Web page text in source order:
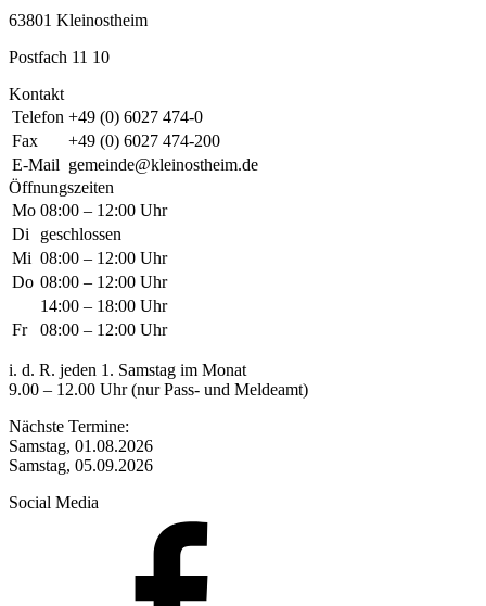
63801 Kleinostheim
Postfach 11 10
Kontakt
Telefon +49 (0) 6027 474-0
Fax
+49 (0) 6027 474-200
E-Mail gemeinde@kleinostheim.de
Öffnungszeiten
Mo 08:00 – 12:00 Uhr
Di
geschlossen
Mi 08:00 – 12:00 Uhr
Do 08:00 – 12:00 Uhr
14:00 – 18:00 Uhr
Fr
08:00 – 12:00 Uhr
i. d. R. jeden 1. Samstag im Monat
9.00 – 12.00 Uhr (nur Pass- und Meldeamt)
Nächste Termine:
Samstag, 01.08.2026
Samstag, 05.09.2026
Social Media